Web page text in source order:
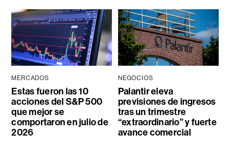
MERCADOS
Estas fueron las 10
acciones del S&P 500
que mejor se
comportaron en julio de
2026
NEGOCIOS
Palantir eleva
previsiones de ingresos
tras un trimestre
“extraordinario” y fuerte
avance comercial